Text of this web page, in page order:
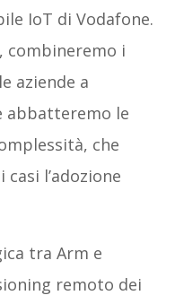
IoT di Vodafone.
combineremo i
aziende a
abbatteremo le
che
l’adozione
tra Arm e
remoto dei